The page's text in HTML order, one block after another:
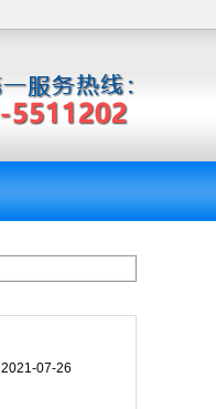
2021-07-26